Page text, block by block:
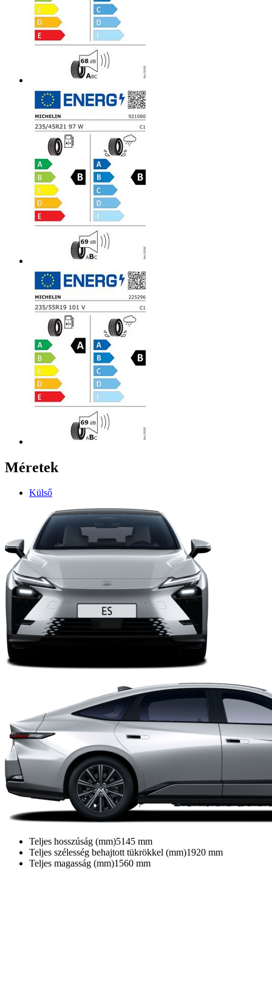
Méretek
Külső
Teljes hosszúság (mm)5145 mm
Teljes szélesség behajtott tükrökkel (mm)1920 mm
Teljes magasság (mm)1560 mm